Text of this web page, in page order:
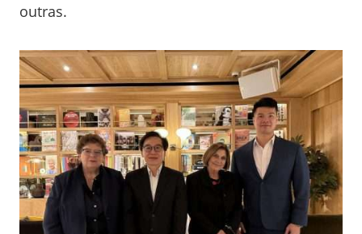
outras.